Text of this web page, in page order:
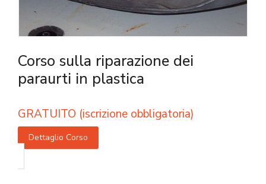
Corso sulla riparazione dei
paraurti in plastica
GRATUITO (iscrizione obbligatoria)
Dettaglio Corso